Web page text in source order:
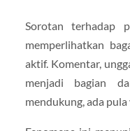
Sorotan terhadap
memperlihatkan
aktif. Komentar,
menjadi bagian
mendukung, ada